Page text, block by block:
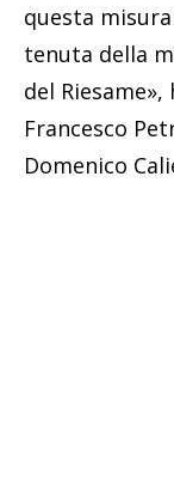
questa
tenuta della
del
Francesco
Domenico